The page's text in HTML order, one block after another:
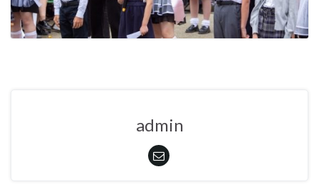
admin